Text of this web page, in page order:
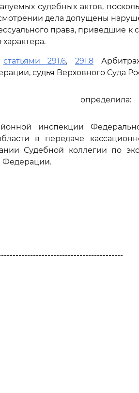
судебных актов,
дела допущены
права, приведшие к
статьями 291.6,291.8
судья Верховного Суда
определила:
инспекции
в передаче
Судебной коллегии по
Федерации.